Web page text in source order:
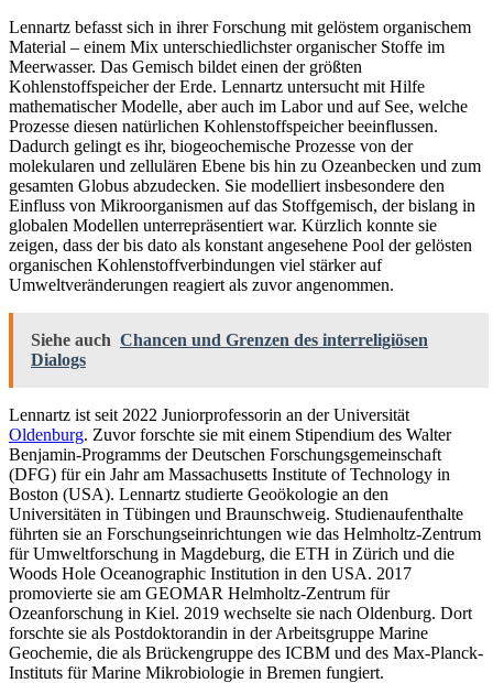
Lennartz befasst sich in ihrer Forschung mit gelöstem organischem
Material – einem Mix unterschiedlichster organischer Stoffe im
Meerwasser. Das Gemisch bildet einen der größten
Kohlenstoffspeicher der Erde. Lennartz untersucht mit Hilfe
mathematischer Modelle, aber auch im Labor und auf See, welche
Prozesse diesen natürlichen Kohlenstoffspeicher beeinflussen.
Dadurch gelingt es ihr, biogeochemische Prozesse von der
molekularen und zellulären Ebene bis hin zu Ozeanbecken und zum
gesamten Globus abzudecken. Sie modelliert insbesondere den
Einfluss von Mikroorganismen auf das Stoffgemisch, der bislang in
globalen Modellen unterrepräsentiert war. Kürzlich konnte sie
zeigen, dass der bis dato als konstant angesehene Pool der gelösten
organischen Kohlenstoffverbindungen viel stärker auf
Umweltveränderungen reagiert als zuvor angenommen.
Siehe auch Chancen und Grenzen des interreligiösen
Dialogs
Lennartz ist seit 2022 Juniorprofessorin an der Universität
Oldenburg. Zuvor forschte sie mit einem Stipendium des Walter
Benjamin-Programms der Deutschen Forschungsgemeinschaft
(DFG) für ein Jahr am Massachusetts Institute of Technology in
Boston (USA). Lennartz studierte Geoökologie an den
Universitäten in Tübingen und Braunschweig. Studienaufenthalte
führten sie an Forschungseinrichtungen wie das Helmholtz-Zentrum
für Umweltforschung in Magdeburg, die ETH in Zürich und die
Woods Hole Oceanographic Institution in den USA. 2017
promovierte sie am GEOMAR Helmholtz-Zentrum für
Ozeanforschung in Kiel. 2019 wechselte sie nach Oldenburg. Dort
forschte sie als Postdoktorandin in der Arbeitsgruppe Marine
Geochemie, die als Brückengruppe des ICBM und des Max-Planck-
Instituts für Marine Mikrobiologie in Bremen fungiert.